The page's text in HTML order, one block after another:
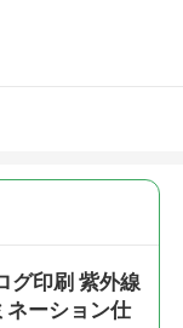
グ印刷 紫外線
ネーション仕